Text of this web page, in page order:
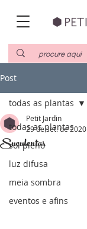
Post
todas as plantas
sol pleno
luz difusa
meia sombra
eventos e afins
todas as plantas
Suculentas
Petit Jardin
29 de set. de 2020